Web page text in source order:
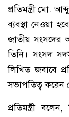
প্রতিমন্ত্রী মো.
ব্যবস্থা নেওয়া
জাতীয় সংসদের
তিনি। সংসদ
লিখিত জবাবে
সভাপতিত্ব করেন
প্রতিমন্ত্রী